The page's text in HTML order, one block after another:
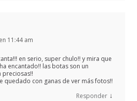
11:44 am
en serio, super chulo!! y mira que
encantado!! las botas son un
preciosas!!
quedado con ganas de ver más fotos!!
Responder ↓